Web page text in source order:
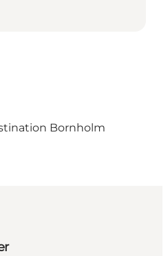
Bornholm